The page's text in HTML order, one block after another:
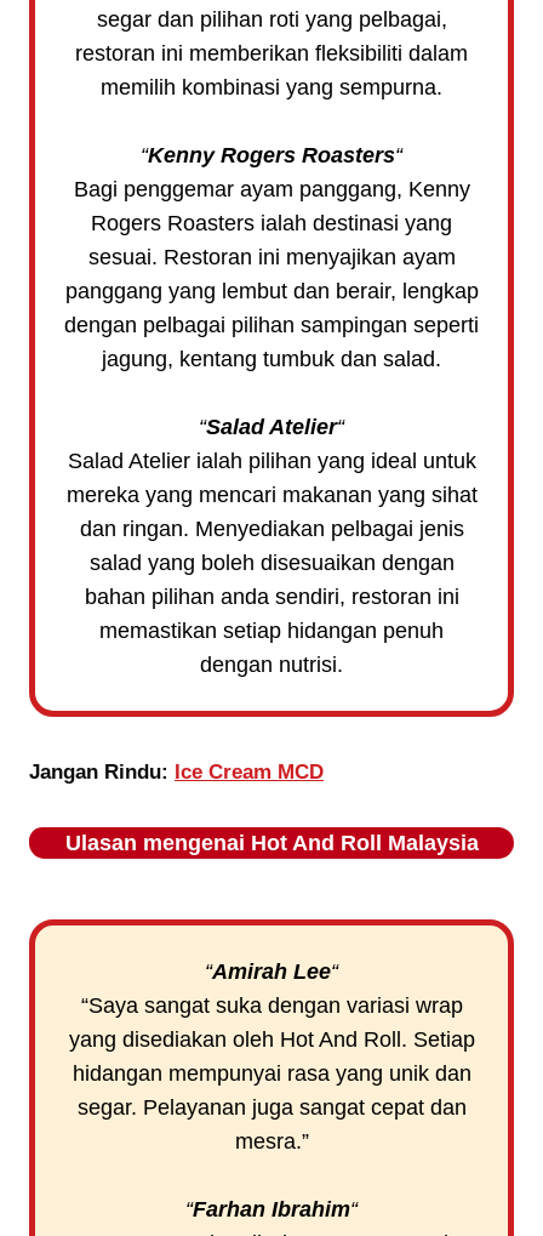
segar dan pilihan roti yang pelbagai,
restoran ini memberikan fleksibiliti dalam
memilih kombinasi yang sempurna.
“Kenny Rogers Roasters“
Bagi penggemar ayam panggang, Kenny
Rogers Roasters ialah destinasi yang
sesuai. Restoran ini menyajikan ayam
panggang yang lembut dan berair, lengkap
dengan pelbagai pilihan sampingan seperti
jagung, kentang tumbuk dan salad.
“Salad Atelier“
Salad Atelier ialah pilihan yang ideal untuk
mereka yang mencari makanan yang sihat
dan ringan. Menyediakan pelbagai jenis
salad yang boleh disesuaikan dengan
bahan pilihan anda sendiri, restoran ini
memastikan setiap hidangan penuh
dengan nutrisi.
Jangan Rindu: Ice Cream MCD
Ulasan mengenai Hot And Roll Malaysia
“Amirah Lee“
“Saya sangat suka dengan variasi wrap
yang disediakan oleh Hot And Roll. Setiap
hidangan mempunyai rasa yang unik dan
segar. Pelayanan juga sangat cepat dan
mesra.”
“Farhan Ibrahim“